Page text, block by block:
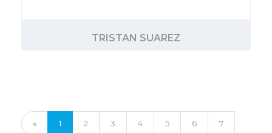
TRISTAN SUAREZ
« 1 2 3 4 5 6 7